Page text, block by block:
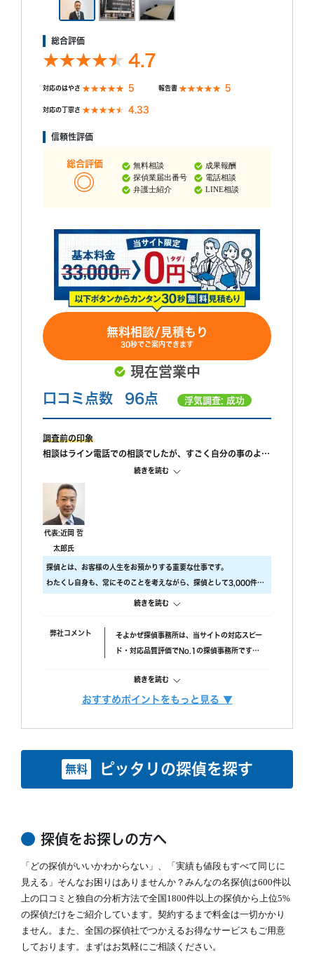
総合評価
4.7
対応のはやさ 5 報告書 5
対応の丁寧さ 4.33
信頼性評価
総合評価
無料相談
探偵業届出番号
弁護士紹介
成果報酬
電話相談
LINE相談
無料相談/見積もり
30秒でご案内できます
現在営業中
口コミ点数
96点 浮気調査: 成功
調査前の印象
相談はライン電話での相談でしたが、すごく自分の事のよう
に親身になって相談に乗ってもらえました。 また、私が自
己肯定感が低いこともあり、自分のことを攻めていると、も
っと自信を持ちなさいと励ましてもらってすごく嬉しかった
です。
調査中の印象
尾行が旦那の会社スタートの予定でしたが、場所が違ってい
たようで、必死に探してくれたと伺っております。こちらの
対応については本当に調査員の方々に感謝しかありません。
調査後の印象
報告書はすぐに届けていただけましたが、時間表示が間違っ
と思われます。)おそらく、早急に届けたいと思ってくれた
のかなと思います。
続きを読む
代表:近岡 哲
太郎氏
探偵とは、お客様の人生をお預かりする重要な仕事です。
わたくし自身も、常にそのことを考えながら、探偵として3,000件以
す。
・ 厳選した優秀な調査スタッフ
また、お客様ひとりひとりに合った調査プランを立てるには、カウン
す。
その結果、98% (2023年度) という非常に高い満足度をいただくこと
続きを読む
弊社コメント そよかぜ探偵事務所は、当サイトの対応スピー
ド・対応品質評価でNo.1の探偵事務所です。
で、完全成功報酬プランも選べます。また、み
んなの名探偵経由で相談できる限定クーポンも
方におすすめです。
続きを読む
調査で使用するカメラ数：平均１６台～２２台
平均の約6倍！)
(他社２～３年に１回買い替え)
続きを読む
カウンセリング 「明朗会計」がモットー。 あとから請求は時
間延長以外一切なし！
依頼者様にあった最適なプランを、オーダーメ
イドで提案します。
おすすめポイントをもっと見る ▼
無料 ピッタリの探偵を探す
探偵をお探しの方へ
「どの探偵がいいかわからない」、「実績も値段もすべて同じに
見える」そんなお困りはありませんか？みんなの名探偵は600件以
上の口コミと独自の分析方法で全国1800件以上の探偵から上位5%
の探偵だけをご紹介しています。契約するまで料金は一切かかり
ません。また、全国の探偵社でつかえるお得なサービスもご用意
しております。まずはお気軽にご相談ください。